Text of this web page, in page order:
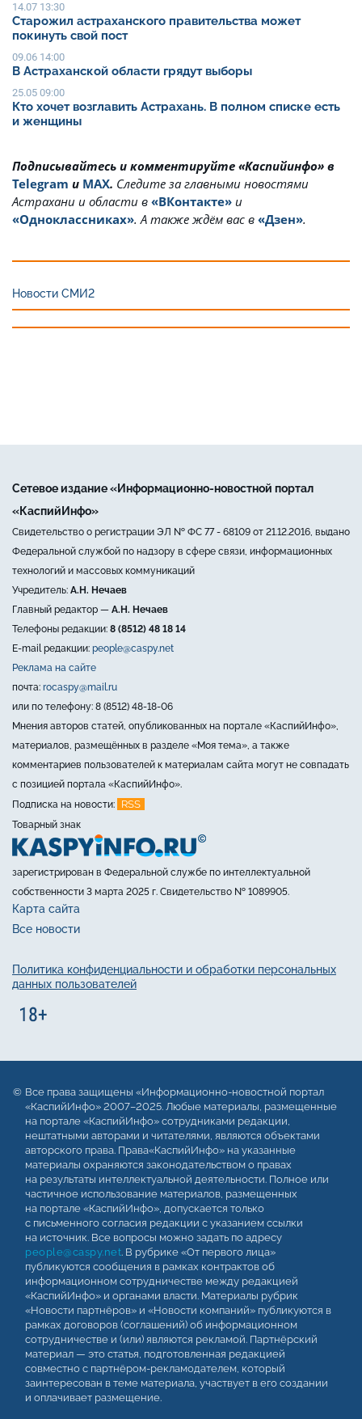
14.07 13:30
Старожил астраханского правительства может
покинуть свой пост
09.06 14:00
В Астраханской области грядут выборы
25.05 09:00
Кто хочет возглавить Астрахань. В полном списке есть
и женщины
Подписывайтесь и комментируйте «Каспийинфо» в
Telegram и MAX. Cледите за главными новостями
Астрахани и области в «ВКонтакте» и
«Одноклассниках». А также ждём вас в «Дзен».
Новости СМИ2
Сетевое издание «Информационно-новостной портал
«КаспийИнфо»
Свидетельство о регистрации ЭЛ № ФС 77 - 68109 от 21.12.2016, выдано
Федеральной службой по надзору в сфере связи, информационных
технологий и массовых коммуникаций
Учредитель: А.Н. Нечаев
Главный редактор — А.Н. Нечаев
Телефоны редакции: 8 (8512) 48 18 14
E-mail редакции: people@caspy.net
Реклама на сайте
почта: rocaspy@mail.ru
или по телефону: 8 (8512) 48-18-06
Мнения авторов статей, опубликованных на портале «КаспийИнфо»,
материалов, размещённых в разделе «Моя тема», а также
комментариев пользователей к материалам сайта могут не совпадать
с позицией портала «КаспийИнфо».
Подписка на новости:
RSS
Товарный знак
зарегистрирован в Федеральной службе по интеллектуальной
собственности 3 марта 2025 г. Свидетельство № 1089905.
Карта сайта
Все новости
Политика конфиденциальности и обработки персональных
данных пользователей
Все права защищены «Информационно-новостной портал
«КаспийИнфо» 2007–2025. Любые материалы, размещенные
на портале «КаспийИнфо» сотрудниками редакции,
нештатными авторами и читателями, являются объектами
авторского права. Права«КаспийИнфо» на указанные
материалы охраняются законодательством о правах
на результаты интеллектуальной деятельности. Полное или
частичное использование материалов, размещенных
на портале «КаспийИнфо», допускается только
с письменного согласия редакции с указанием ссылки
на источник. Все вопросы можно задать по адресу
people@caspy.net. В рубрике «От первого лица»
публикуются сообщения в рамках контрактов об
информационном сотрудничестве между редакцией
«КаспийИнфо» и органами власти. Материалы рубрик
«Новости партнёров» и «Новости компаний» публикуются в
рамках договоров (соглашений) об информационном
сотрудничестве и (или) являются рекламой. Партнёрский
материал — это статья, подготовленная редакцией
совместно с партнёром-рекламодателем, который
заинтересован в теме материала, участвует в его создании
и оплачивает размещение.